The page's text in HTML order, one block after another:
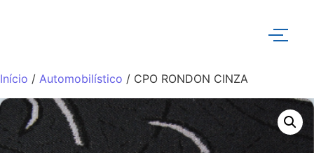
Início / Automobilístico / CPO RONDON CINZA